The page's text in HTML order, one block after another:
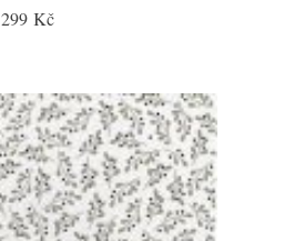
299 Kč